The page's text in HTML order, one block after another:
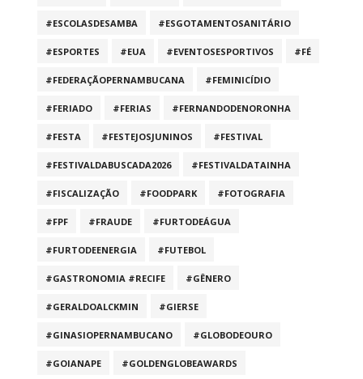
#ESCOLASDESAMBA #ESGOTAMENTOSANITÁRIO
#ESPORTES #EUA #EVENTOSESPORTIVOS #FÉ
#FEDERAÇÃOPERNAMBUCANA #FEMINICÍDIO
#FERIADO #FERIAS #FERNANDODENORONHA
#FESTA #FESTEJOSJUNINOS #FESTIVAL
#FESTIVALDABUSCADA2026 #FESTIVALDATAINHA
#FISCALIZAÇÃO #FOODPARK #FOTOGRAFIA
#FPF #FRAUDE #FURTODEÁGUA
#FURTODEENERGIA #FUTEBOL
#GASTRONOMIA #RECIFE #GÊNERO
#GERALDOALCKMIN #GIERSE
#GINASIOPERNAMBUCANO #GLOBODEOURO
#GOIANAPE #GOLDENGLOBEAWARDS